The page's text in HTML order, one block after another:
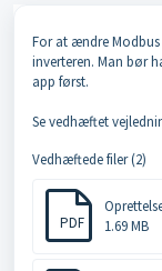
For at ændre
inverteren. Man bør
app først.
Se vedhæftet
Vedhæftede filer (2)
PDF
1.69 MB